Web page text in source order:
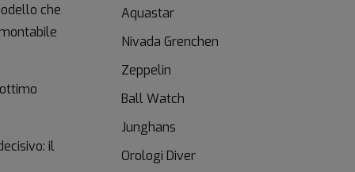
che
il
Aquastar
Nivada Grenchen
Zeppelin
Ball Watch
Junghans
Orologi Diver